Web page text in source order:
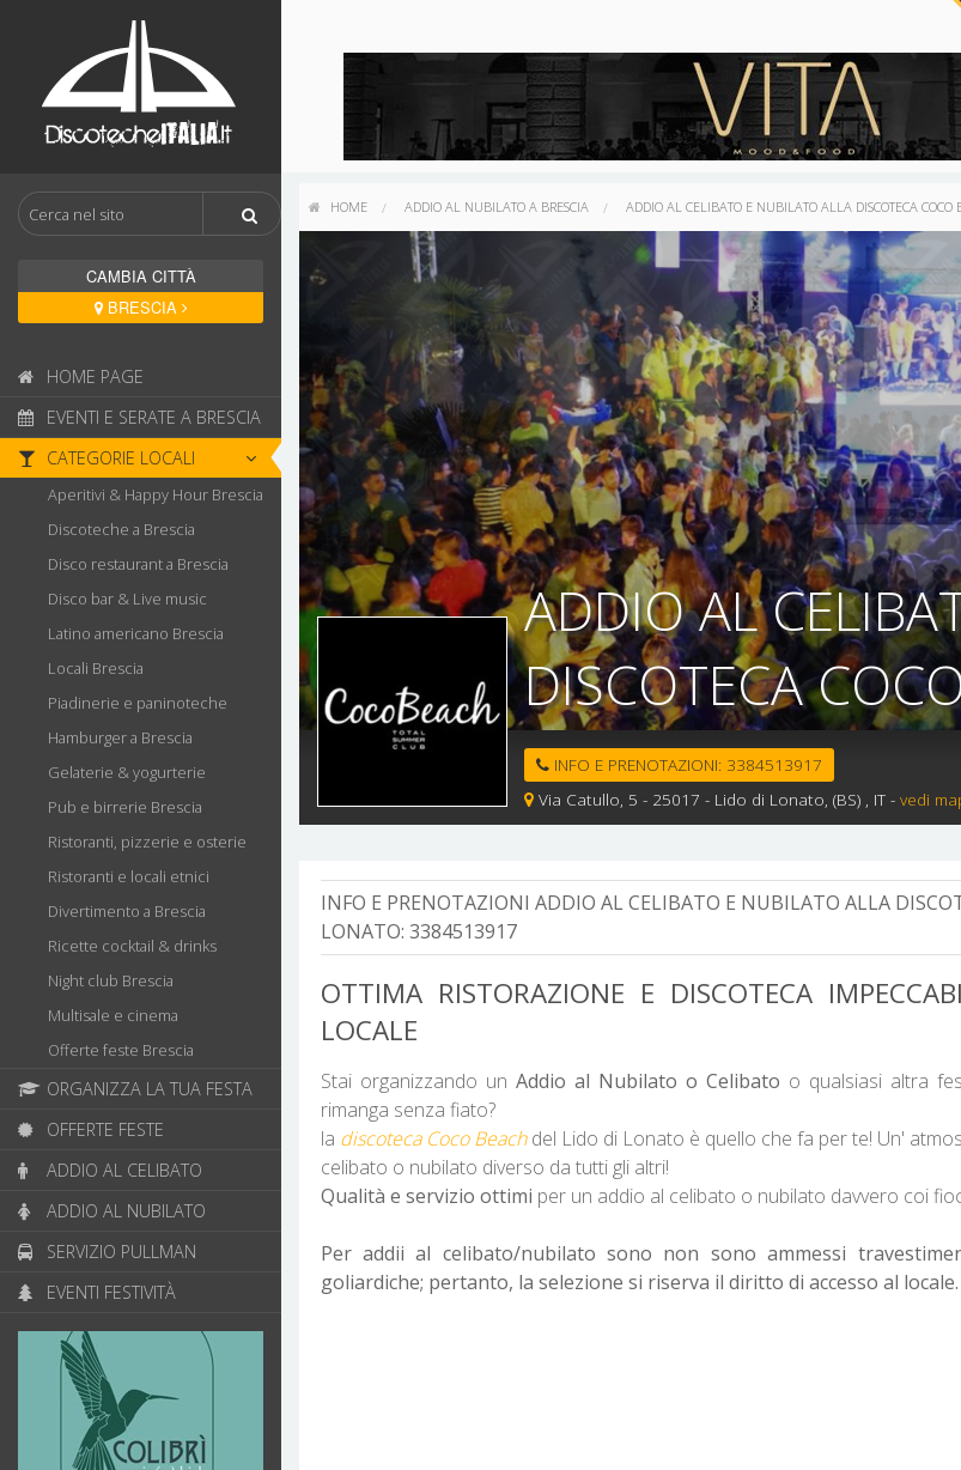
CAMBIA CITTÀ
BRESCIA
HOME PAGE
EVENTI E SERATE A BRESCIA
CATEGORIE LOCALI
Aperitivi & Happy Hour Brescia
Discoteche a Brescia
Disco restaurant a Brescia
Disco bar & Live music
Latino americano Brescia
Locali Brescia
Piadinerie e paninoteche
Hamburger a Brescia
Gelaterie & yogurterie
Pub e birrerie Brescia
Ristoranti, pizzerie e osterie
Ristoranti e locali etnici
Divertimento a Brescia
Ricette cocktail & drinks
Night club Brescia
Multisale e cinema
Offerte feste Brescia
ORGANIZZA LA TUA FESTA
OFFERTE FESTE
ADDIO AL CELIBATO
ADDIO AL NUBILATO
SERVIZIO PULLMAN
EVENTI FESTIVITÀ
HOME ADDIO AL NUBILATO A BRESCIA ADDIO AL CELIBATO E NUBILATO ALLA DISCOTECA COCO
ADDIO AL
DISCOTECA
INFO E PRENOTAZIONI: 3384513917
Via Catullo, 5 - 25017 - Lido di Lonato, (BS) , IT - vedi
INFO E PRENOTAZIONI ADDIO AL CELIBATO E NUBILATO ALLA
LONATO: 3384513917
OTTIMA RISTORAZIONE E DISCOTECA
LOCALE
Stai organizzando un Addio al Nubilato o Celibato o qualsiasi altra
rimanga senza fiato?
la discoteca Coco Beach del Lido di Lonato è quello che fa per te! Un'
celibato o nubilato diverso da tutti gli altri!
Qualità e servizio ottimi per un addio al celibato o nubilato davvero coi
Per addii al celibato/nubilato sono non sono ammessi
goliardiche; pertanto, la selezione si riserva il diritto di accesso al locale.